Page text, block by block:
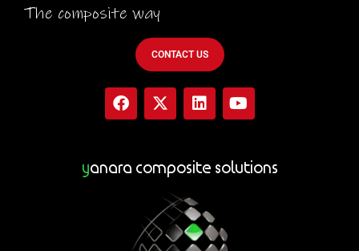
The composite way
CONTACT US
F
a
o
X
-
t
e
L
i
d
n
Y
o
u
b
yanara Composite Solutions